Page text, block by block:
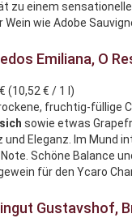
zu einem
Wein wie Adobe
Emiliana, O
(10,52 € / 1 l)
fruchtig-füllige
sowie etwas
und Eleganz. Im Mund
Schöne Balance
für den Ycaro
Gustavshof,